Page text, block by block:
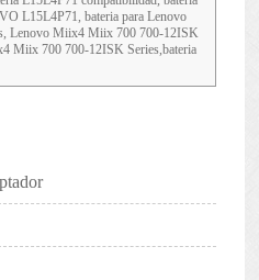
L15L4P71, bateria para Lenovo
Lenovo Miix4 Miix 700 700-12ISK
Miix 700 700-12ISK Series,bateria